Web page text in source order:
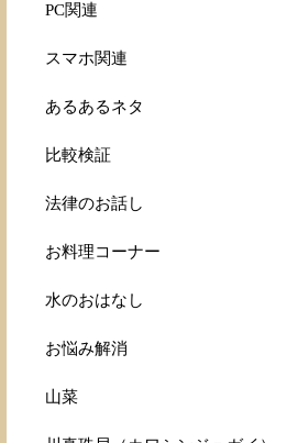
PC関連
スマホ関連
あるあるネタ
比較検証
法律のお話し
お料理コーナー
水のおはなし
お悩み解消
山菜